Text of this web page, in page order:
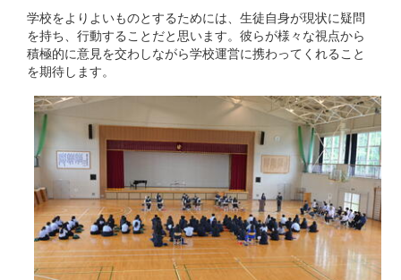
学校をよりよいものとするためには、生徒自身が現状に疑問
を持ち、行動することだと思います。彼らが様々な視点から
積極的に意見を交わしながら学校運営に携わってくれること
を期待します。